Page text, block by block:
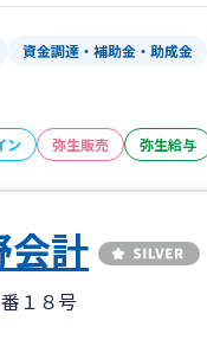
資金調達・補助金・助成金
ン 弥生販売 弥生給与
会計
１８号